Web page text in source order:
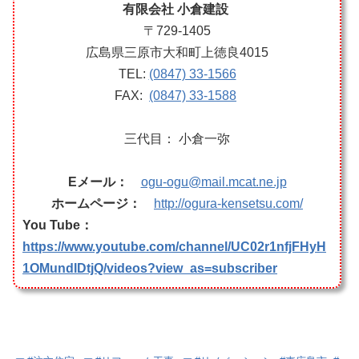
有限会社 小倉建設
〒729-1405
広島県三原市大和町上徳良4015
TEL: (0847) 33-1566
FAX: (0847) 33-1588
三代目： 小倉一弥
Eメール： ogu-ogu@mail.mcat.ne.jp
ホームページ：
http://ogura-kensetsu.com/
You Tube：
https://www.youtube.com/channel/UC02r1nfjFHyH
1OMundIDtjQ/videos?view_as=subscriber